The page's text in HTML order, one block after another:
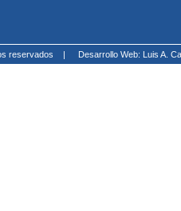
reservados | Desarrollo Web: Luis